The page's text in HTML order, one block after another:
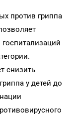
против гриппа
госпитализаций
снизить
у детей до